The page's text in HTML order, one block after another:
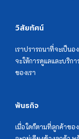
เลือกที่ดินตามห
ซินแสฮวงจุ้ยคือ
องค์ประกอบส
วิสัยทัศน์
เราปรารถนาที่จะเป็น
จะให้การดูแลและบริ
ของเรา
พันธกิจ
เมื่อใดก็ตามที่ลูกค้าขอ